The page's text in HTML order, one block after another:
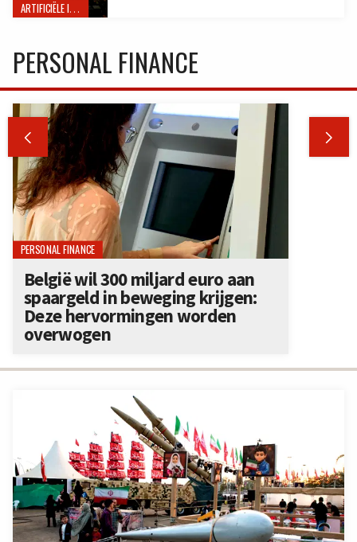
ARTIFICIËLE INTELLIGENTIE
PERSONAL FINANCE
 
PERSONAL FINANCE
België wil 300 miljard euro aan
spaargeld in beweging krijgen:
Deze hervormingen worden
overwogen